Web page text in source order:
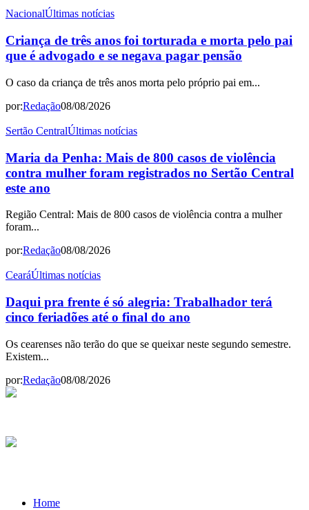
NacionalÚltimas notícias
Criança de três anos foi torturada e morta pelo pai
que é advogado e se negava pagar pensão
O caso da criança de três anos morta pelo próprio pai em...
por:Redação08/08/2026
Sertão CentralÚltimas notícias
Maria da Penha: Mais de 800 casos de violência
contra mulher foram registrados no Sertão Central
este ano
Região Central: Mais de 800 casos de violência contra a mulher
foram...
por:Redação08/08/2026
CearáÚltimas notícias
Daqui pra frente é só alegria: Trabalhador terá
cinco feriadões até o final do ano
Os cearenses não terão do que se queixar neste segundo semestre.
Existem...
por:Redação08/08/2026
Home